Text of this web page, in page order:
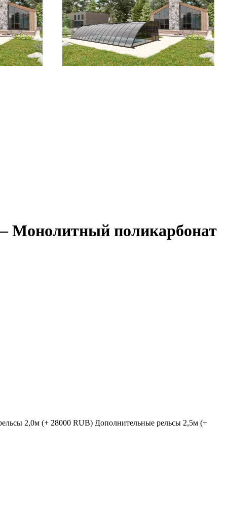
Монолитный поликарбонат
2,0м (+ 28000 RUB) Дополнительные рельсы 2,5м (+